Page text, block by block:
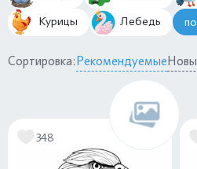
орлами
мощь этой птицы.
наглядное
Курицы
Лебедь
Сортировка:Рекомендуемые
348